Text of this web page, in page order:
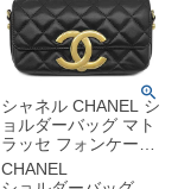
シャネル CHANEL シ
ョルダーバッグ マト
ラッセ フォンケース
レザー ブラック ヴィ
ンテージ金具 ジャイ
CHANEL